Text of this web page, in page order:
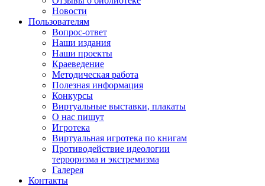
Новости
Пользователям
Вопрос-ответ
Наши издания
Наши проекты
Краеведение
Методическая работа
Полезная информация
Конкурсы
Виртуальные выставки, плакаты
О нас пишут
Игротека
Виртуальная игротека по книгам
Противодействие идеологии
терроризма и экстремизма
Галерея
Контакты